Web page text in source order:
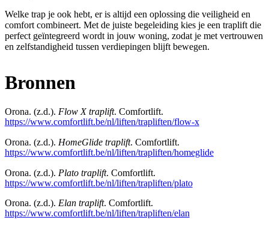
Welke trap je ook hebt, er is altijd een oplossing die veiligheid en
comfort combineert. Met de juiste begeleiding kies je een traplift die
perfect geïntegreerd wordt in jouw woning, zodat je met vertrouwen
en zelfstandigheid tussen verdiepingen blijft bewegen.
Bronnen
Orona. (z.d.). Flow X traplift. Comfortlift.
https://www.comfortlift.be/nl/liften/trapliften/flow-x
Orona. (z.d.). HomeGlide traplift. Comfortlift.
https://www.comfortlift.be/nl/liften/trapliften/homeglide
Orona. (z.d.). Plato traplift. Comfortlift.
https://www.comfortlift.be/nl/liften/trapliften/plato
Orona. (z.d.). Elan traplift. Comfortlift.
https://www.comfortlift.be/nl/liften/trapliften/elan